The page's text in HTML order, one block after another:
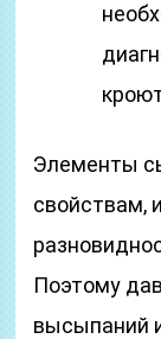
Элементы
свойствам,
Поэтому
высыпаний